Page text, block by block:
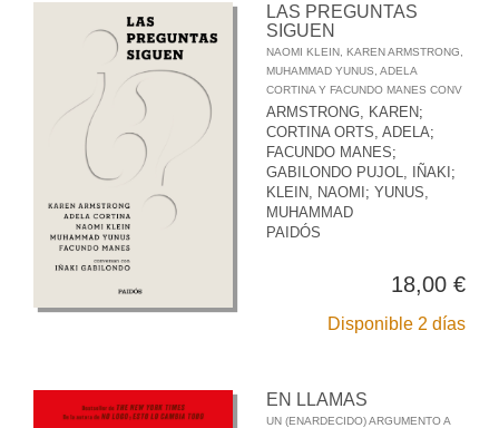
LAS PREGUNTAS
SIGUEN
NAOMI KLEIN, KAREN ARMSTRONG,
MUHAMMAD YUNUS, ADELA
CORTINA Y FACUNDO MANES CONV
ARMSTRONG, KAREN;
CORTINA ORTS, ADELA;
FACUNDO MANES;
GABILONDO PUJOL, IÑAKI;
KLEIN, NAOMI; YUNUS,
MUHAMMAD
PAIDÓS
18,00 €
Disponible 2 días
EN LLAMAS
UN (ENARDECIDO) ARGUMENTO A